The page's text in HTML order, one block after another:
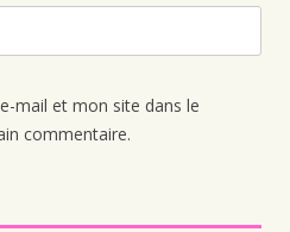
mail et mon site dans le
commentaire.